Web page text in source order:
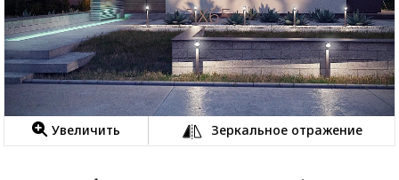
Увеличить Зеркальное отражение